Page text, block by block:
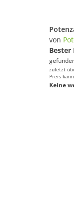
von
Bester
zuletzt
Preis
Keine